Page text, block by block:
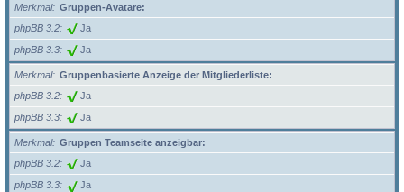
Merkmal
Gruppen-Avatare:
phpBB 3.2
Ja
phpBB 3.3 Ja
Merkmal
Gruppenbasierte Anzeige der Mitgliederliste:
phpBB 3.2
Ja
phpBB 3.3 Ja
Merkmal
Gruppen Teamseite anzeigbar:
phpBB 3.2
Ja
phpBB 3.3 Ja